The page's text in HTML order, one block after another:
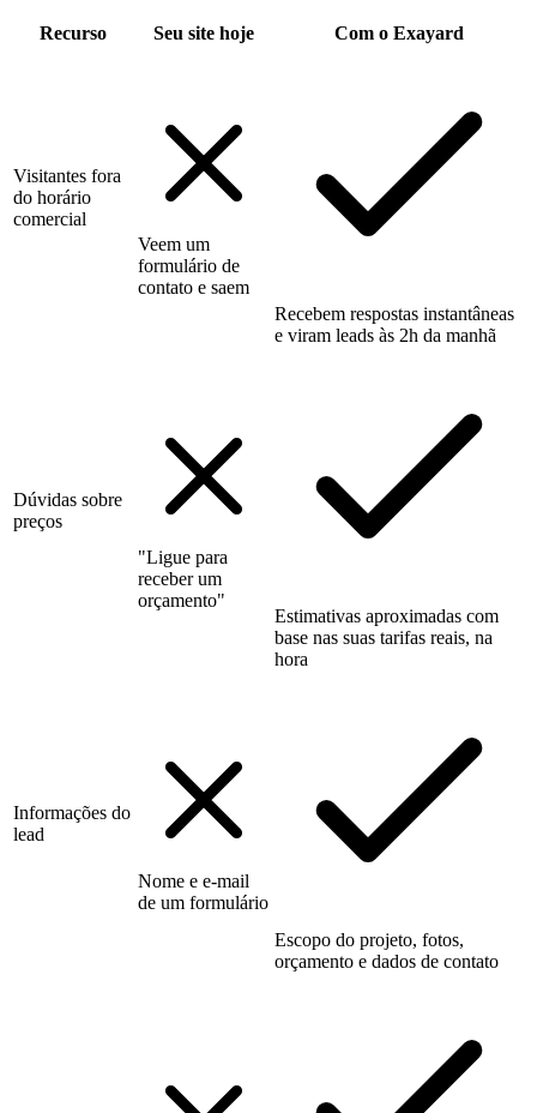
Recurso Seu site hoje Com o Exayard
Visitantes fora
do horário
comercial
Veem um
formulário de
contato e saem
Recebem respostas instantâneas
e viram leads às 2h da manhã
Dúvidas sobre
preços
"Ligue para
receber um
orçamento"
Estimativas aproximadas com
base nas suas tarifas reais, na
hora
Informações do
lead
Nome e e-mail
de um formulário
Escopo do projeto, fotos,
orçamento e dados de contato